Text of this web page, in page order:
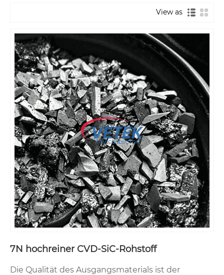
View as
7N hochreiner CVD-SiC-Rohstoff
Die Qualität des Ausgangsmaterials ist der